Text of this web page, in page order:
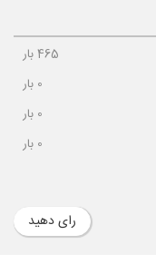
465بار
0 بار
0 بار
0 بار
رای دهید